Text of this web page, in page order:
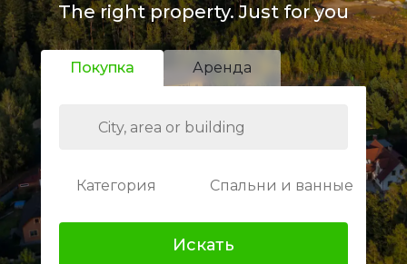
The right property. Just for you
Покупка Аренда
Категория Спальни и ванные
Искать